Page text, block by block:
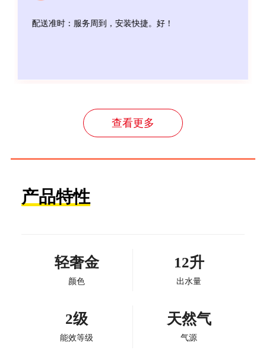
配送准时：服务周到，安装快捷。好！
查看更多
产品特性
轻奢金
颜色
12升
出水量
2级
能效等级
天然气
气源